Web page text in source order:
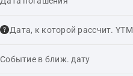
Дата, к которой рассчит. YTM
Событие в ближ. дату